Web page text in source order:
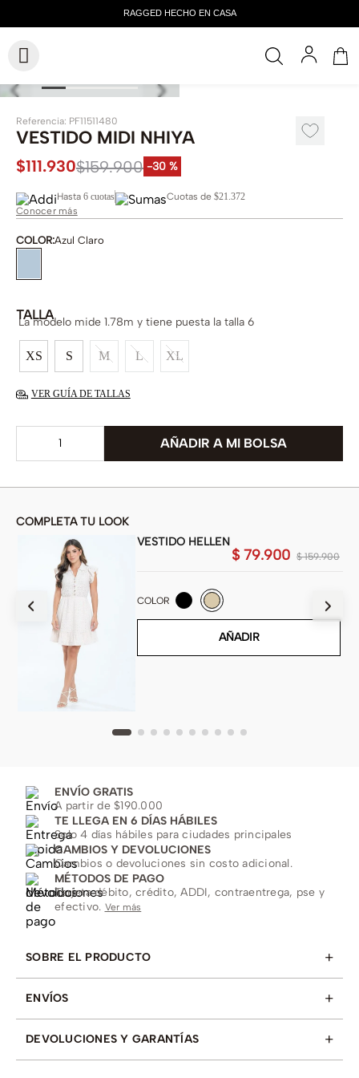
Referencia: PF11511480
VESTIDO MIDI NHIYA
$111.930$159.900 -30 %
Hasta 6 cuotas Cuotas de $21.372
Conocer más
COLOR:Azul Claro
TALLA
XS S M L XL
La modelo mide 1.78m y tiene puesta la talla 6
VER GUÍA DE TALLAS
COMPLETA TU LOOK
VESTIDO HELLEN
$ 159.900
$ 79.900
COLOR
AÑADIR
ENVÍO GRATIS
A partir de $190.000
TE LLEGA EN 6 DÍAS HÁBILES
Solo 4 días hábiles para ciudades principales
CAMBIOS Y DEVOLUCIONES
Cambios o devoluciones sin costo adicional.
MÉTODOS DE PAGO
Tarjeta débito, crédito, ADDI, contraentrega, pse y
efectivo. Ver más
SOBRE EL PRODUCTO +
ENVÍOS +
DEVOLUCIONES Y GARANTÍAS +